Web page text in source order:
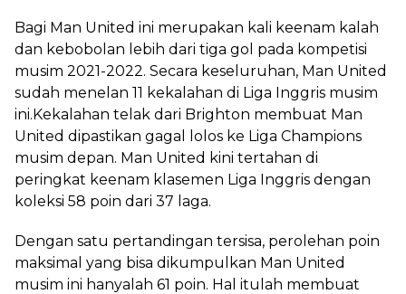
Bagi Man United ini merupakan kali keenam kalah
dan kebobolan lebih dari tiga gol pada kompetisi
musim 2021-2022. Secara keseluruhan, Man United
sudah menelan 11 kekalahan di Liga Inggris musim
ini.Kekalahan telak dari Brighton membuat Man
United dipastikan gagal lolos ke Liga Champions
musim depan. Man United kini tertahan di
peringkat keenam klasemen Liga Inggris dengan
koleksi 58 poin dari 37 laga.
Dengan satu pertandingan tersisa, perolehan poin
maksimal yang bisa dikumpulkan Man United
musim ini hanyalah 61 poin. Hal itulah membuat